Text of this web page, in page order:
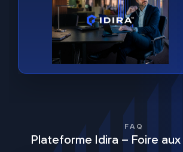
FAQ
Plateforme Idira – Foire